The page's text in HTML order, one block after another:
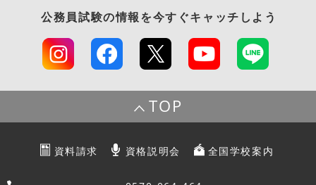
公務員試験の情報を今すぐキャッチしよう
TOP
資料請求 資格説明会 全国学校案内